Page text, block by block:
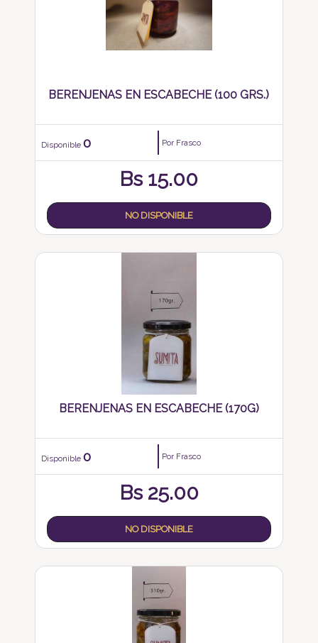
BERENJENAS EN ESCABECHE (100 GRS.)
Disponible0 Por Frasco
Bs 15.00
NO DISPONIBLE
BERENJENAS EN ESCABECHE (170G)
Disponible0 Por Frasco
Bs 25.00
NO DISPONIBLE